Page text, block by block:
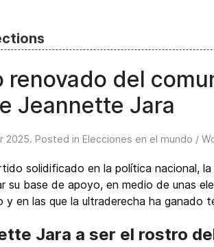
renovado del
Jeannette Jara
2025. Posted in Elecciones en el mundo /
solidificado en la política nacional,
su base de apoyo, en medio de unas
en las que la ultraderecha ha ganado
Jara a ser el rostro